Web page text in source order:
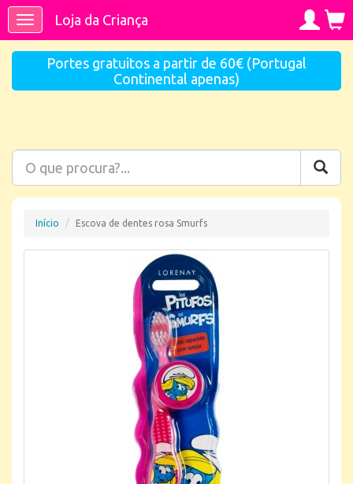
ToggleLoja da Criança
Portes gratuitos a partir de 60€ (Portugal
Continental apenas)
Início Escova de dentes rosa Smurfs